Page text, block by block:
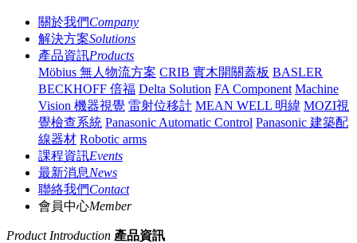
關於我們Company
解決方案Solutions
產品資訊Products
Möbius 無人物流方案 CRIB 實木開關蓋板 BASLER
BECKHOFF 倍福 Delta Solution FA Component Machine
Vision 機器視覺 雷射位移計 MEAN WELL 明緯 MOZI視
覺檢查系統 Panasonic Automatic Control Panasonic 建築配
線器材 Robotic arms
課程資訊Events
最新消息News
聯絡我們Contact
會員中心Member
Product Introduction 產品資訊